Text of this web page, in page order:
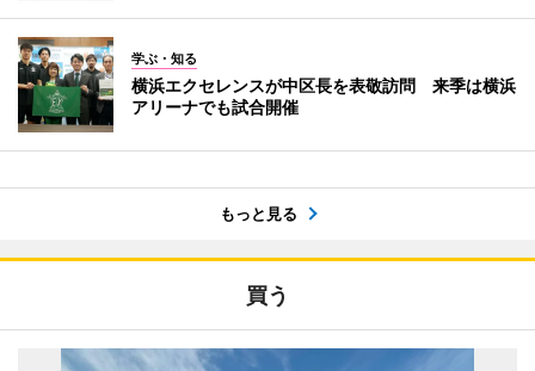
学ぶ・知る
横浜エクセレンスが中区長を表敬訪問 来季は横浜
アリーナでも試合開催
もっと見る
買う